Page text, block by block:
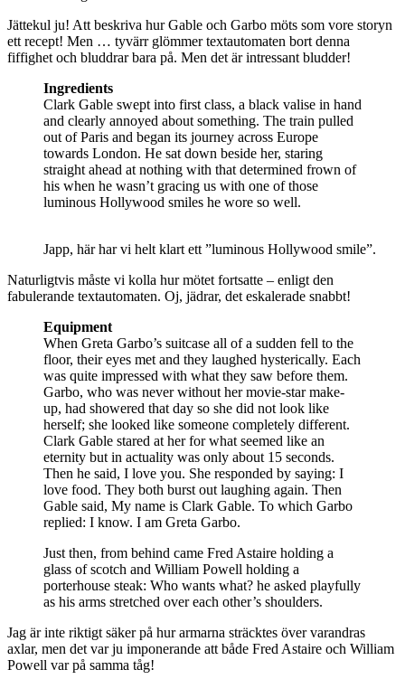
Jättekul ju! Att beskriva hur Gable och Garbo möts som vore storyn
ett recept! Men … tyvärr glömmer textautomaten bort denna
fiffighet och bluddrar bara på. Men det är intressant bludder!
Ingredients
Clark Gable swept into first class, a black valise in hand
and clearly annoyed about something. The train pulled
out of Paris and began its journey across Europe
towards London. He sat down beside her, staring
straight ahead at nothing with that determined frown of
his when he wasn’t gracing us with one of those
luminous Hollywood smiles he wore so well.
Japp, här har vi helt klart ett ”luminous Hollywood smile”.
Naturligtvis måste vi kolla hur mötet fortsatte – enligt den
fabulerande textautomaten. Oj, jädrar, det eskalerade snabbt!
Equipment
When Greta Garbo’s suitcase all of a sudden fell to the
floor, their eyes met and they laughed hysterically. Each
was quite impressed with what they saw before them.
Garbo, who was never without her movie-star make-
up, had showered that day so she did not look like
herself; she looked like someone completely different.
Clark Gable stared at her for what seemed like an
eternity but in actuality was only about 15 seconds.
Then he said, I love you. She responded by saying: I
love food. They both burst out laughing again. Then
Gable said, My name is Clark Gable. To which Garbo
replied: I know. I am Greta Garbo.
Just then, from behind came Fred Astaire holding a
glass of scotch and William Powell holding a
porterhouse steak: Who wants what? he asked playfully
as his arms stretched over each other’s shoulders.
Jag är inte riktigt säker på hur armarna sträcktes över varandras
axlar, men det var ju imponerande att både Fred Astaire och William
Powell var på samma tåg!